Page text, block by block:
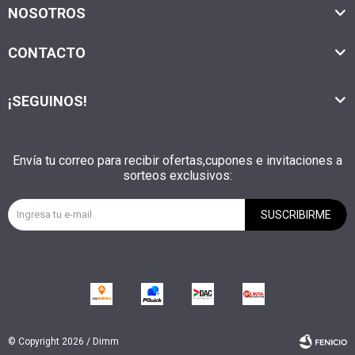
NOSOTROS
CONTACTO
Envía tu correo para recibir ofertas,cupones e invitaciones a
sorteos exclusivos:
SUSCRIBIRME
¡SEGUINOS!
© Copyright 2026 / Dimm